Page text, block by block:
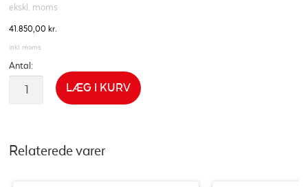
ekskl. moms
41.850,00 kr.
inkl. moms
LÆG I KURV
Relaterede varer